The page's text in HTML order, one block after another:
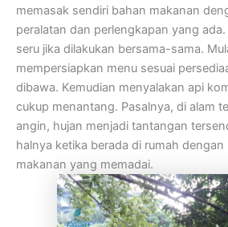
memasak sendiri bahan makanan
peralatan dan perlengkapan yang
seru jika dilakukan bersama-sama.
mempersiapkan menu sesuai
dibawa. Kemudian menyalakan api
cukup menantang. Pasalnya, di alam
angin, hujan menjadi tantangan
halnya ketika berada di rumah
makanan yang memadai.